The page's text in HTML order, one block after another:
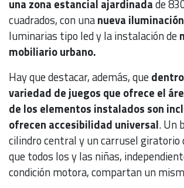
una zona estancial ajardinadade
cuadrados, con unanueva iluminación
luminarias tipo led y la instalación de
mobiliario urbano.
Hay que destacar, además, que
variedad de juegos que ofrece el
de los elementos instalados son
ofrecen accesibilidad universal. Un
cilindro central y un carrusel
que todos los y las niñas,
condición motora, compartan un